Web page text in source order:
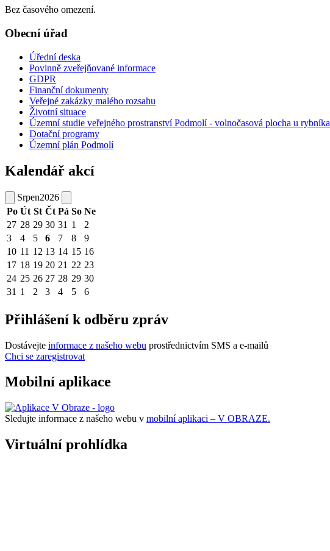
Bez časového omezení.
Obecní úřad
Úřední deska
Povinně zveřejňované informace
GDPR
Finanční dokumenty
Veřejné zakázky malého rozsahu
Životní situace
Územní studie veřejného prostranství Podmolí - volnočasová plocha u rybníka
Dotační programy
Územní plán Podmolí
Kalendář akcí
Srpen2026
Po Út St Čt Pá So Ne
27 28 29 30 31 1
2
3
4 5 6 7 8
9
10 11 12 13 14 15 16
17 18 19 20 21 22 23
24 25 26 27 28 29 30
31 1 2 3 4 5 6
Přihlášení k odběru zpráv
Dostávejte informace z našeho webu prostřednictvím SMS a e-mailů
Chci se zaregistrovat
Mobilní aplikace
Sledujte informace z našeho webu v mobilní aplikaci – V OBRAZE.
Virtuální prohlídka